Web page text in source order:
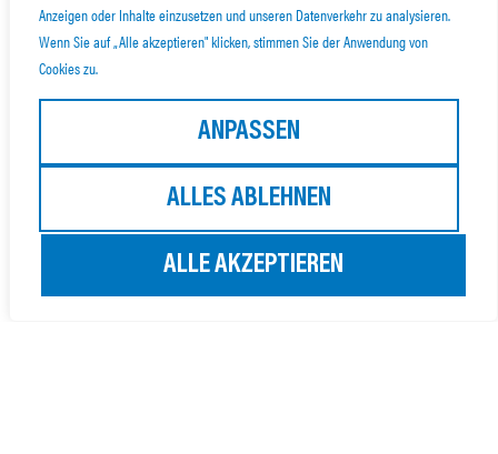
Anzeigen oder Inhalte einzusetzen und unseren Datenverkehr zu analysieren.
Wenn Sie auf „Alle akzeptieren" klicken, stimmen Sie der Anwendung von
Cookies zu.
ANPASSEN
ALLES ABLEHNEN
ALLE AKZEPTIEREN